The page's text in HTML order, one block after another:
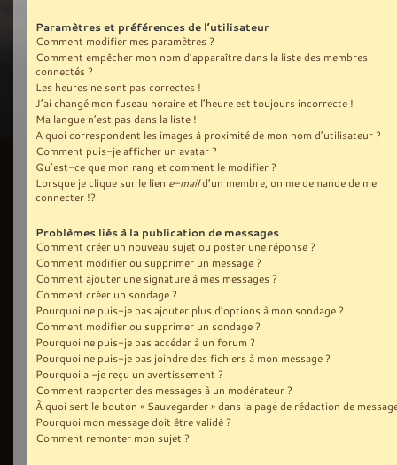
Paramètres et préférences de l’utilisateur
Comment modifier mes paramètres ?
Comment empêcher mon nom d’apparaître dans la liste des membres
connectés ?
Les heures ne sont pas correctes !
J’ai changé mon fuseau horaire et l’heure est toujours incorrecte !
Ma langue n’est pas dans la liste !
A quoi correspondent les images à proximité de mon nom d’utilisateur ?
Comment puis-je afficher un avatar ?
Qu’est-ce que mon rang et comment le modifier ?
Lorsque je clique sur le lien e-maild’un membre, on me demande de me
connecter !?
Problèmes liés à la publication de messages
Comment créer un nouveau sujet ou poster une réponse ?
Comment modifier ou supprimer un message ?
Comment ajouter une signature à mes messages ?
Comment créer un sondage ?
Pourquoi ne puis-je pas ajouter plus d’options à mon sondage ?
Comment modifier ou supprimer un sondage ?
Pourquoi ne puis-je pas accéder à un forum ?
Pourquoi ne puis-je pas joindre des fichiers à mon message ?
Pourquoi ai-je reçu un avertissement ?
Comment rapporter des messages à un modérateur ?
À quoi sert le bouton « Sauvegarder » dans la page de rédaction de
Pourquoi mon message doit être validé ?
Comment remonter mon sujet ?